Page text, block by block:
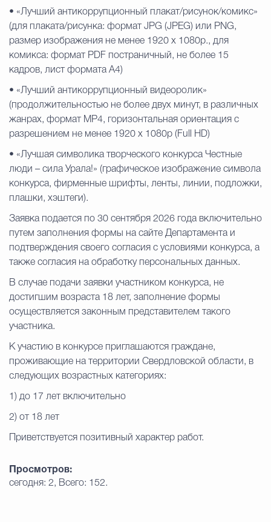
Избирательная
Гостям Городского
Общественная
Градостроительство и
Открытые
• «Лучший антикоррупционный плакат/рисунок/комикс»
(для плаката/рисунка: формат JPG (JPEG) или PNG,
размер изображения не менее 1920 x 1080p., для
комикса: формат PDF постраничный, не более 15
кадров, лист формата А4)
• «Лучший антикоррупционный видеоролик»
(продолжительностью не более двух минут, в различных
жанрах, формат MP4, горизонтальная ориентация с
разрешением не менее 1920 х 1080p (Full HD)
• «Лучшая символика творческого конкурса Честные
люди – сила Урала!» (графическое изображение символа
конкурса, фирменные шрифты, ленты, линии, подложки,
плашки, хэштеги).
Заявка подается по 30 сентября 2026 года включительно
путем заполнения формы на сайте Департамента и
подтверждения своего согласия с условиями конкурса, а
также согласия на обработку персональных данных.
В случае подачи заявки участником конкурса, не
достигшим возраста 18 лет, заполнение формы
осуществляется законным представителем такого
участника.
К участию в конкурсе приглашаются граждане,
проживающие на территории Свердловской области, в
следующих возрастных категориях:
1) до 17 лет включительно
2) от 18 лет
Приветствуется позитивный характер работ.
Просмотров:
сегодня: 2, Всего: 152.